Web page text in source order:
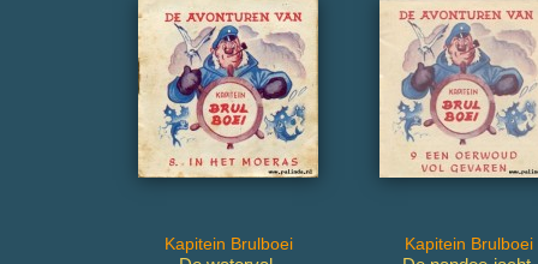
Kapitein Brulboei Kapitein Brulboei